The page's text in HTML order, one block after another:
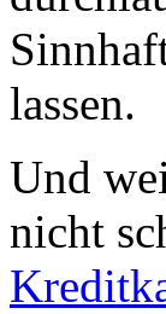
lassen.
Und
nicht